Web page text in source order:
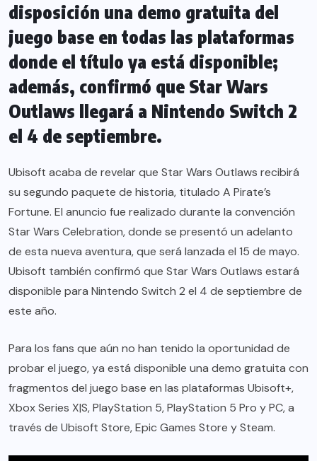
disposición una demo gratuita del
juego base en todas las plataformas
donde el título ya está disponible;
además, confirmó que Star Wars
Outlaws llegará a Nintendo Switch 2
el 4 de septiembre.
Ubisoft acaba de revelar que Star Wars Outlaws recibirá
su segundo paquete de historia, titulado A Pirate’s
Fortune. El anuncio fue realizado durante la convención
Star Wars Celebration, donde se presentó un adelanto
de esta nueva aventura, que será lanzada el 15 de mayo.
Ubisoft también confirmó que Star Wars Outlaws estará
disponible para Nintendo Switch 2 el 4 de septiembre de
este año.
Para los fans que aún no han tenido la oportunidad de
probar el juego, ya está disponible una demo gratuita con
fragmentos del juego base en las plataformas Ubisoft+,
Xbox Series X|S, PlayStation 5, PlayStation 5 Pro y PC, a
través de Ubisoft Store, Epic Games Store y Steam.